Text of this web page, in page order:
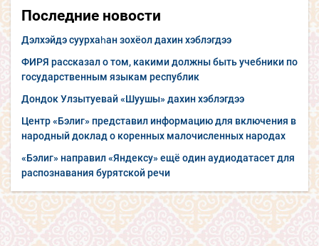
Последние новости
Дэлхэйдэ суурхаһан зохёол дахин хэблэгдээ
ФИРЯ рассказал о том, какими должны быть учебники по
государственным языкам республик
Дондок Улзытуевай «Шуушы» дахин хэблэгдээ
Центр «Бэлиг» представил информацию для включения в
народный доклад о коренных малочисленных народах
«Бэлиг» направил «Яндексу» ещё один аудиодатасет для
распознавания бурятской речи